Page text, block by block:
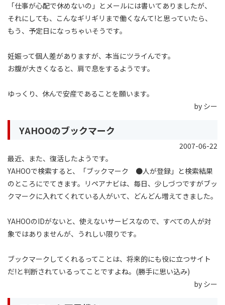
「仕事が心配で休めないの」とメールには書いてありましたが、
それにしても、こんなギリギリまで働くなんて!と思っていたら、
もう、予定日になっちゃいそうです。
妊娠って個人差がありますが、本当にツライんです。
お腹が大きくなると、肩で息をするようです。
ゆっくり、休んで安産であることを願います。
by シー
YAHOOのブックマーク
2007-06-22
最近、また、復活したようです。
YAHOOで検索すると、「ブックマーク ●人が登録」と検索結果
のところにでてきます。リペアナビは、毎日、少しづつですがブッ
クマークに入れてくれている人がいて、どんどん増えてきました。
YAHOOのIDがないと、使えないサービスなので、すべての人が対
象ではありませんが、うれしい限りです。
ブックマークしてくれるってことは、将来的にも役に立つサイト
だ!と判断されているってことですよね。(勝手に思い込み)
by シー